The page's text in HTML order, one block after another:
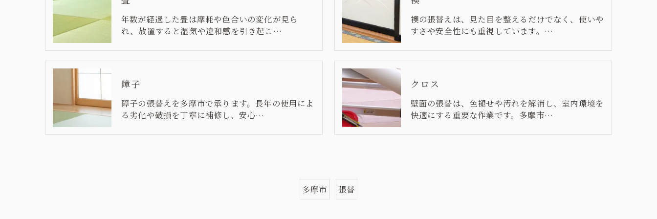
年数が経過した畳は摩耗や色合いの変化が見ら
れ、放置すると湿気や違和感を引き起こ…
襖の張替えは、見た目を整えるだけでなく、使いや
すさや安全性にも重視しています。…
障子
障子の張替えを多摩市で承ります。長年の使用によ
る劣化や破損を丁寧に補修し、安心…
クロス
壁面の張替は、色褪せや汚れを解消し、室内環境を
快適にする重要な作業です。多摩市…
多摩市 張替